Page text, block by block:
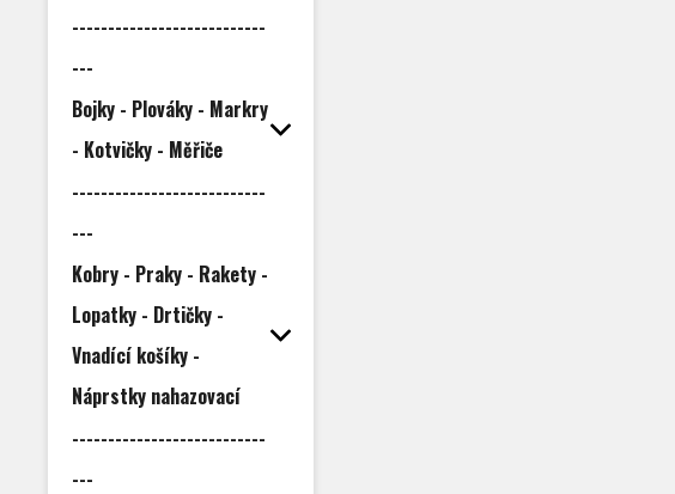
---------------------------
---
Bojky - Plováky - Markry
- Kotvičky - Měřiče
---------------------------
---
Kobry - Praky - Rakety -
Lopatky - Drtičky -
Vnadící košíky -
Náprstky nahazovací
---------------------------
---